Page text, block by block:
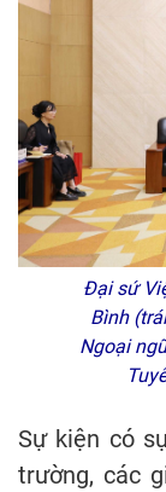
Đại sứ
Bình
Ngoại
Sự kiện có
trường, các